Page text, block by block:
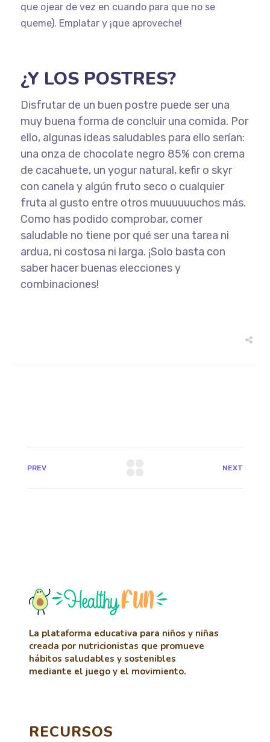
que ojear de vez en cuando para que no se
queme). Emplatar y ¡que aproveche!
¿Y LOS POSTRES?
Disfrutar de un buen postre puede ser una
muy buena forma de concluir una comida. Por
ello, algunas ideas saludables para ello serían:
una onza de chocolate negro 85% con crema
de cacahuete, un yogur natural, kefir o skyr
con canela y algún fruto seco o cualquier
fruta al gusto entre otros muuuuuuchos más.
Como has podido comprobar, comer
saludable no tiene por qué ser una tarea ni
ardua, ni costosa ni larga. ¡Solo basta con
saber hacer buenas elecciones y
combinaciones!
PREV NEXT
La plataforma educativa para niños y niñas
creada por nutricionistas que promueve
hábitos saludables y sostenibles
mediante el juego y el movimiento.
RECURSOS